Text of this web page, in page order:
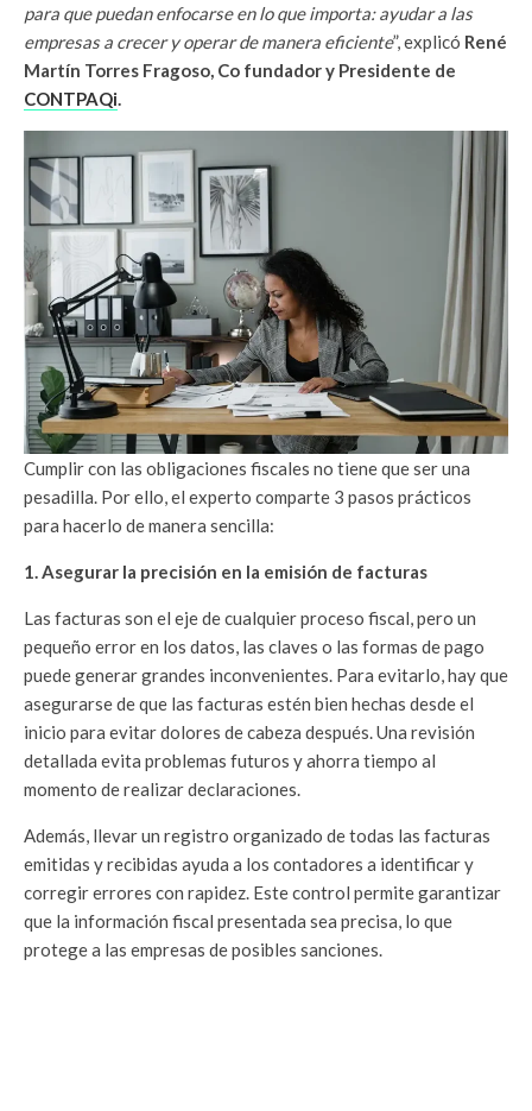
para que puedan enfocarse en lo que importa: ayudar a las
empresas a crecer y operar de manera eficiente”, explicó René
Martín Torres Fragoso, Co fundador y Presidente de
CONTPAQi.
Cumplir con las obligaciones fiscales no tiene que ser una
pesadilla. Por ello, el experto comparte 3 pasos prácticos
para hacerlo de manera sencilla:
1. Asegurar la precisión en la emisión de facturas
Las facturas son el eje de cualquier proceso fiscal, pero un
pequeño error en los datos, las claves o las formas de pago
puede generar grandes inconvenientes. Para evitarlo, hay que
asegurarse de que las facturas estén bien hechas desde el
inicio para evitar dolores de cabeza después. Una revisión
detallada evita problemas futuros y ahorra tiempo al
momento de realizar declaraciones.
Además, llevar un registro organizado de todas las facturas
emitidas y recibidas ayuda a los contadores a identificar y
corregir errores con rapidez. Este control permite garantizar
que la información fiscal presentada sea precisa, lo que
protege a las empresas de posibles sanciones.